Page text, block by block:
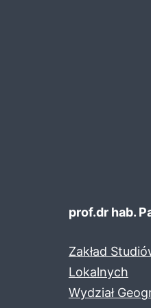
prof.dr hab.
Zakład
Lokalnych
Wydział